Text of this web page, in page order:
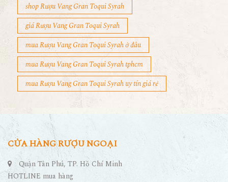
shop Rượu Vang Gran Toqui Syrah
giá Rượu Vang Gran Toqui Syrah
mua Rượu Vang Gran Toqui Syrah ở đâu
mua Rượu Vang Gran Toqui Syrah tphcm
mua Rượu Vang Gran Toqui Syrah uy tín giá rẻ
CỬA HÀNG RƯỢU NGOẠI
Quận Tân Phú, TP. Hồ Chí Minh
HOTLINE mua hàng